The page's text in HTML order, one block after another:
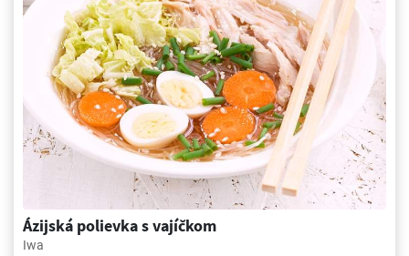
Ázijská polievka s vajíčkom
Iwa